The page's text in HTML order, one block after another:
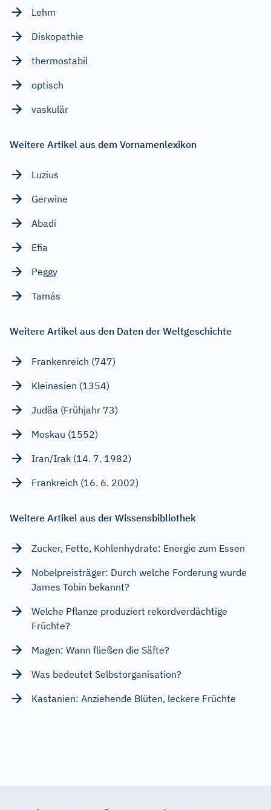
Lehm
Diskopathie
thermostabil
optisch
vaskulär
Weitere Artikel aus dem Vornamenlexikon
Luzius
Gerwine
Abadi
Efia
Peggy
Tamás
Weitere Artikel aus den Daten der Weltgeschichte
Frankenreich (747)
Kleinasien (1354)
Judäa (Frühjahr 73)
Moskau (1552)
Iran/Irak (14. 7. 1982)
Frankreich (16. 6. 2002)
Weitere Artikel aus der Wissensbibliothek
Zucker, Fette, Kohlenhydrate: Energie zum Essen
Nobelpreisträger: Durch welche Forderung wurde
James Tobin bekannt?
Welche Pflanze produziert rekordverdächtige
Früchte?
Magen: Wann fließen die Säfte?
Was bedeutet Selbstorganisation?
Kastanien: Anziehende Blüten, leckere Früchte